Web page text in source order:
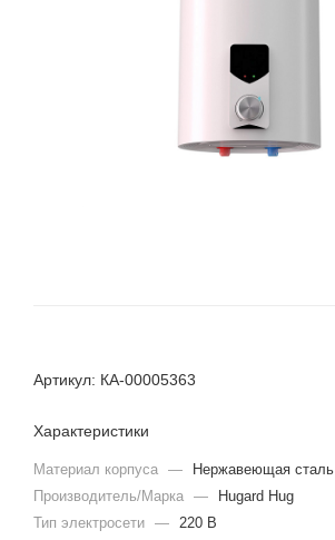
Артикул: КА-00005363
Характеристики
Материал корпуса —
Нержавеющая сталь
Производитель/Марка —
Hugard Hug
Тип электросети — 220 В